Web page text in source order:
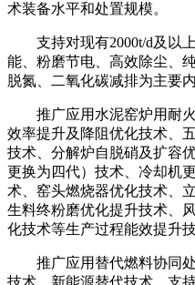
术装备水平和处置规模。
支持对现有2000t/d及以上
能、粉磨节电、高效除尘、
脱氮、二氧化碳减排为主要
推广应用水泥窑炉用耐火
效率提升及降阻优化技术、
技术、分解炉自脱硝及扩容
更换为四代）技术、冷却机
术、窑头燃烧器优化技术、
生料终粉磨优化提升技术、
化技术等生产过程能效提升技
推广应用替代燃料协同处